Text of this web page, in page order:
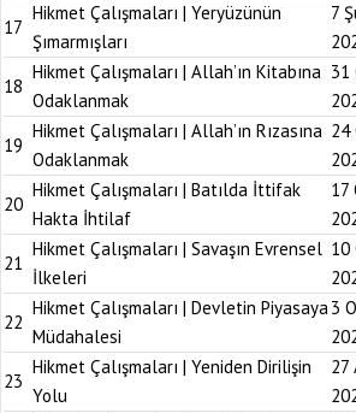
17
Hikmet Çalışmaları | Yeryüzünün
Şımarmışları
7
18
Hikmet Çalışmaları | Allah’ın Kitabına
Odaklanmak
31
19
Hikmet Çalışmaları | Allah’ın Rızasına
Odaklanmak
24
20
Hikmet Çalışmaları | Batılda İttifak
Hakta İhtilaf
17
21
Hikmet Çalışmaları | Savaşın Evrensel
İlkeleri
10
22
Hikmet Çalışmaları | Devletin Piyasaya
Müdahalesi
3
23
Hikmet Çalışmaları | Yeniden Dirilişin
Yolu
27